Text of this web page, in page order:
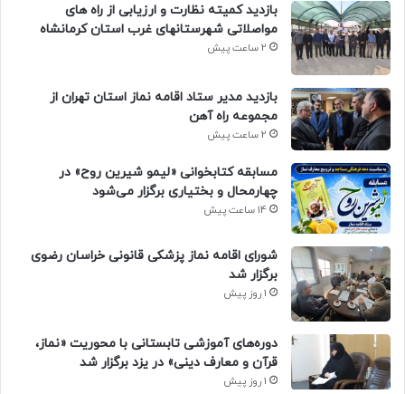
بازدید کمیته نظارت و ارزیابی از راه های
مواصلاتی شهرستانهای غرب استان کرمانشاه
2 ساعت پیش
بازدید مدیر ستاد اقامه نماز استان تهران از
مجموعه راه آهن
2 ساعت پیش
مسابقه کتابخوانی «لیمو شیرین روح» در
چهارمحال و بختیاری برگزار می‌شود
14 ساعت پیش
شورای اقامه نماز پزشکی قانونی خراسان رضوی
برگزار شد
1 روز پیش
دوره‌های آموزشی تابستانی با محوریت «نماز،
قرآن و معارف دینی» در یزد برگزار شد
1 روز پیش